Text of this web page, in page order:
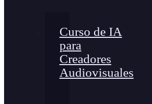
Curso de IA
para
Creadores
Audiovisuales